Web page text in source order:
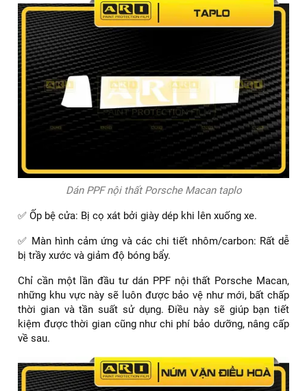
Dán PPF nội thất Porsche Macan taplo
✅ Ốp bệ cửa: Bị cọ xát bởi giày dép khi lên xuống xe.
✅ Màn hình cảm ứng và các chi tiết nhôm/carbon: Rất dễ
bị trầy xước và giảm độ bóng bẩy.
Chỉ cần một lần đầu tư dán PPF nội thất Porsche Macan,
những khu vực này sẽ luôn được bảo vệ như mới, bất chấp
thời gian và tần suất sử dụng. Điều này sẽ giúp bạn tiết
kiệm được thời gian cũng như chi phí bảo dưỡng, nâng cấp
về sau.